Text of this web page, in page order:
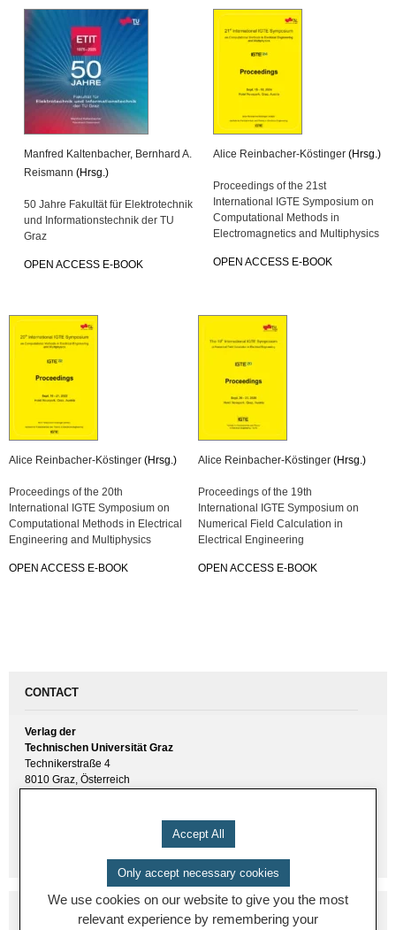
Manfred Kaltenbacher, Bernhard A.
Reismann (Hrsg.)
50 Jahre Fakultät für Elektrotechnik
und Informationstechnik der TU
Graz
OPEN ACCESS E-BOOK
Alice Reinbacher-Köstinger (Hrsg.)
Proceedings of the 21st
International IGTE Symposium on
Computational Methods in
Electromagnetics and Multiphysics
OPEN ACCESS E-BOOK
Alice Reinbacher-Köstinger (Hrsg.)
Proceedings of the 20th
International IGTE Symposium on
Computational Methods in Electrical
Engineering and Multiphysics
OPEN ACCESS E-BOOK
Alice Reinbacher-Köstinger (Hrsg.)
Proceedings of the 19th
International IGTE Symposium on
Numerical Field Calculation in
Electrical Engineering
OPEN ACCESS E-BOOK
CONTACT
Verlag der
Technischen Universität Graz
Technikerstraße 4
8010 Graz, Österreich
Accept All
Only accept necessary cookies
We use cookies on our website to give you the most
relevant experience by remembering your